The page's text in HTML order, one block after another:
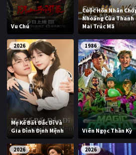
Vu Chú
Cuộc Hôn Nhân
Nhoáng Của Thanh
Mai Trúc Mã
2026
Mẹ Kế Bất Đắc Dĩ Và
Gia Đình Định Mệnh
1986
Viên Ngọc Thần Kỳ
2026 2026